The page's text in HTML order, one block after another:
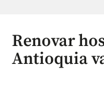
Renovar
Antioquia